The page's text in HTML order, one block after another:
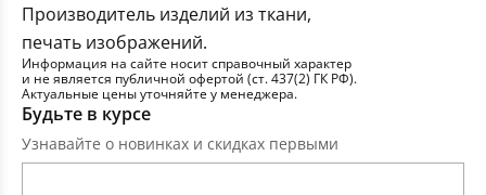
Производитель изделий из ткани,
печать изображений.
Информация на сайте носит справочный характер
и не является публичной офертой (ст. 437(2) ГК РФ).
Актуальные цены уточняйте у менеджера.
Будьте в курсе
Узнавайте о новинках и скидках первыми